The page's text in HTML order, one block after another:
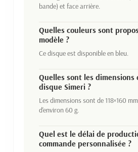
bande) et face arrière.
Quelles couleurs sont
modèle ?
Ce disque est disponible en bleu.
Quelles sont les dimensions
disque Simeri ?
Les dimensions sont de 118×160
d'environ 60 g.
Quel est le délai de
commande personnalisée ?